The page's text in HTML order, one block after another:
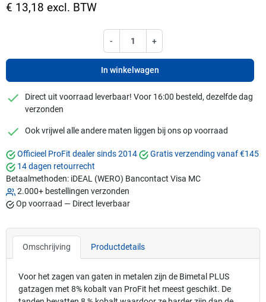
€ 13,18 excl. BTW
- +
In winkelwagen
checkmark
Direct uit voorraad leverbaar! Voor 16:00 besteld, dezelfde dag
verzonden
checkmark
Ook vrijwel alle andere maten liggen bij ons op voorraad
Officieel ProFit dealer sinds 2014
Gratis verzending vanaf €145
14 dagen retourrecht
Betaalmethoden: iDEAL (WERO) Bancontact Visa MC
2.000+ bestellingen verzonden
Op voorraad — Direct leverbaar
Omschrijving Productdetails
Voor het zagen van gaten in metalen zijn de Bimetal PLUS
gatzagen met 8% kobalt van ProFit het meest geschikt. De